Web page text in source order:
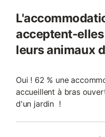
acceptent-
leurs animaux
Oui ! 62 % une
accueillent à bras
d'un jardin !